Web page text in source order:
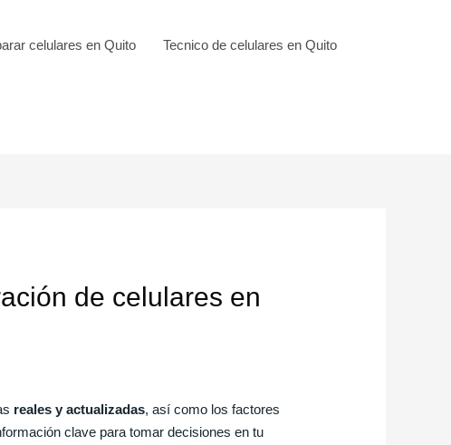
celulares en Quito Tecnico de celulares en Quito
de celulares en
reales y actualizadas, así como los factores
clave para tomar decisiones en tu